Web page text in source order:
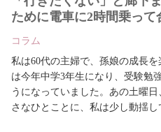
ために電車に2時間乗っ
コラム
私は60代の主婦で、孫娘の成長
は今年中学3年生になり、受験勉
うになっていました。あの土曜
さなひとことに、私は少し動揺し